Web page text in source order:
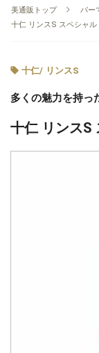
美通販トップ パー
十仁 リンスS スペシャル
十仁/ リンスS
多くの魅力を持っ
十仁 リンスS